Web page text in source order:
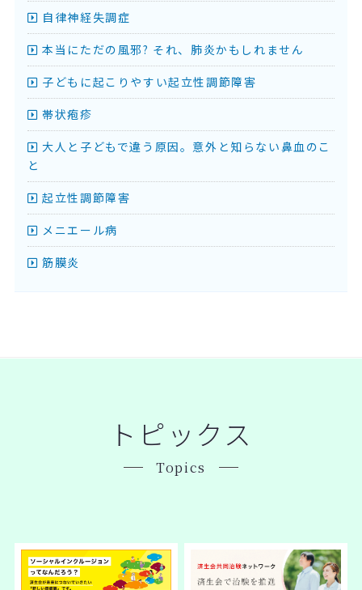
自律神経失調症
本当にただの風邪? それ、肺炎かもしれません
子どもに起こりやすい起立性調節障害
帯状疱疹
大人と子どもで違う原因。意外と知らない鼻血のこ
と
起立性調節障害
メニエール病
筋膜炎
トピックス
Topics